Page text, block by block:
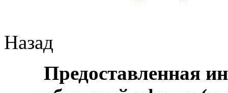
Назад
Предоставленная